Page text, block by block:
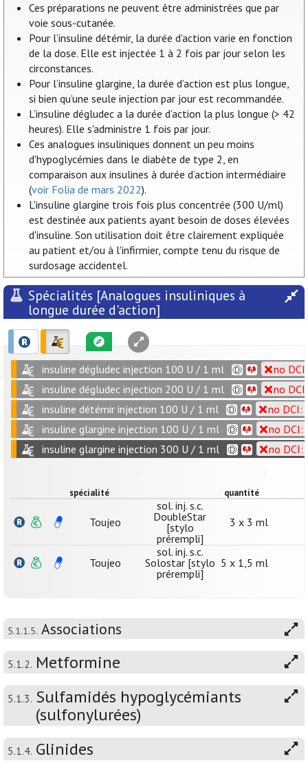
Ces préparations ne peuvent être administrées que par
voie sous-cutanée.
Pour l’insuline détémir, la durée d’action varie en fonction
de la dose. Elle est injectée 1 à 2 fois par jour selon les
circonstances.
Pour l’insuline glargine, la durée d’action est plus longue,
si bien qu’une seule injection par jour est recommandée.
L’insuline dégludec a la durée d’action la plus longue (> 42
heures). Elle s'administre 1 fois par jour.
Ces analogues insuliniques donnent un peu moins
d'hypoglycémies dans le diabète de type 2, en
comparaison aux insulines à durée d’action intermédiaire
(voir Folia de mars 2022).
L'insuline glargine trois fois plus concentrée (300 U/ml)
est destinée aux patients ayant besoin de doses élevées
d'insuline. Son utilisation doit être clairement expliquée
au patient et/ou à l'infirmier, compte tenu du risque de
surdosage accidentel.
Spécialités [Analogues insuliniques à
longue durée d'action]
insuline dégludec injection 100 U / 1 ml
no
insuline dégludec injection 200 U / 1 ml
no
insuline détémir injection 100 U / 1 ml
no DCI:
insuline glargine injection 100 U / 1 ml
no DCI:
insuline glargine injection 300 U / 1 ml
no DCI:
spécialité quantité
Toujeo
sol. inj. s.c.
DoubleStar
[stylo
prérempli]
3 x 3 ml
Toujeo
sol. inj. s.c.
Solostar [stylo
prérempli]
5 x 1,5 ml
5.1.1.5. Associations
5.1.2. Metformine
5.1.3. Sulfamidés hypoglycémiants
(sulfonylurées)
5.1.4. Glinides